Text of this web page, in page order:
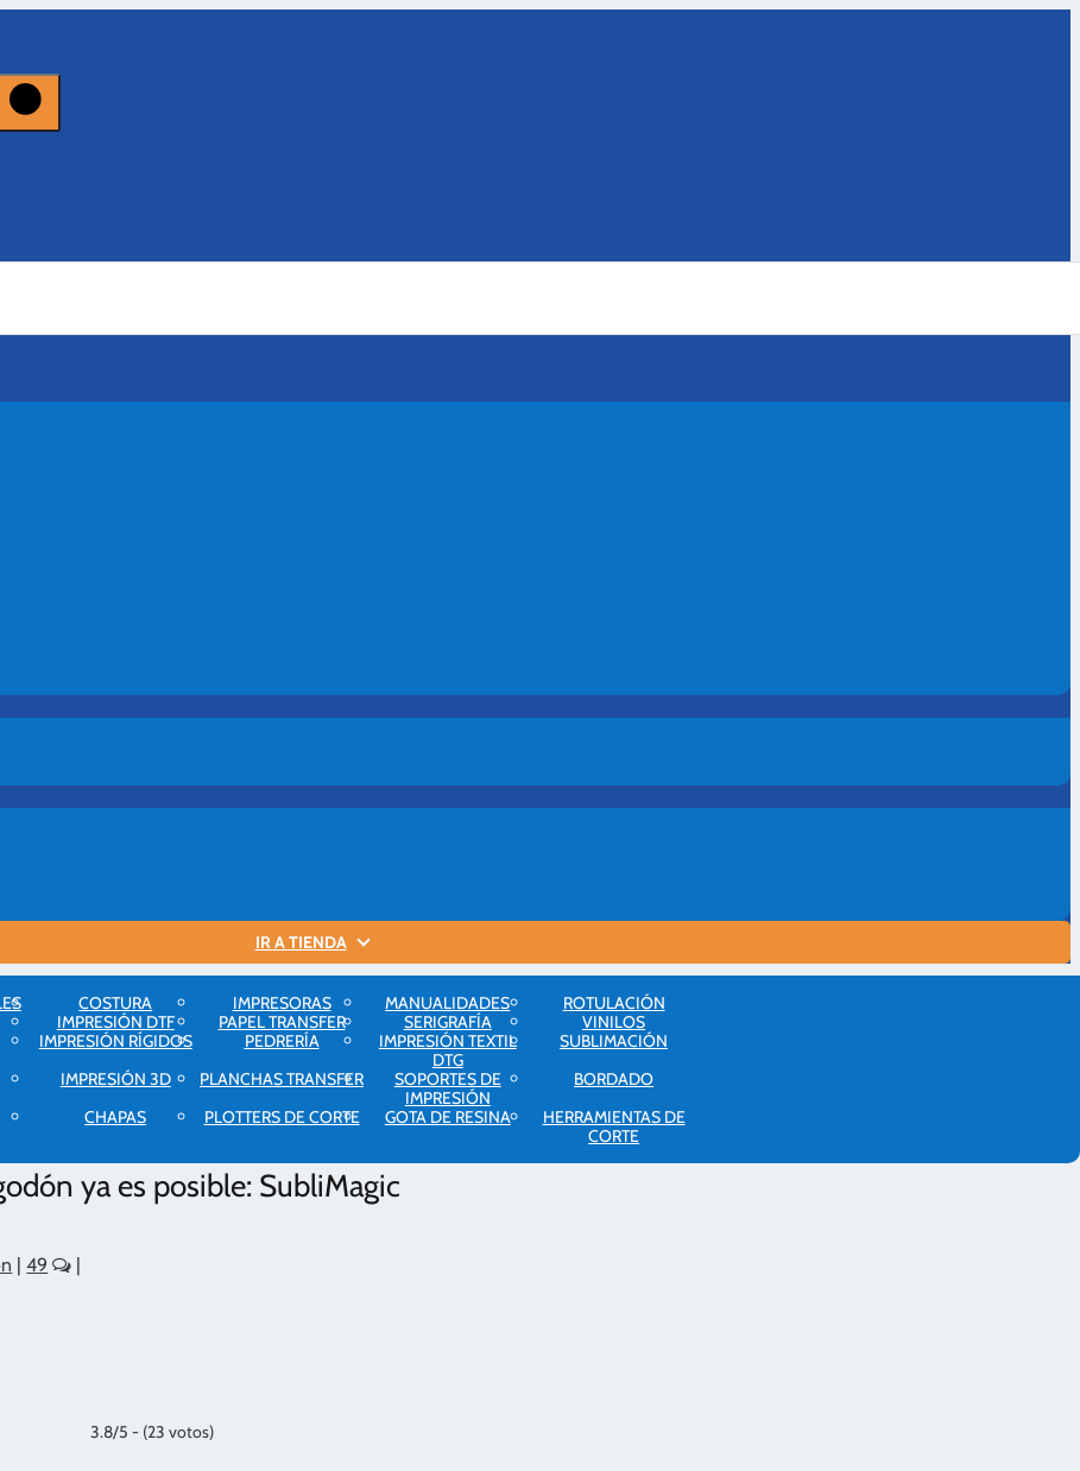
IR A TIENDA
COSTURA IMPRESORAS MANUALIDADES
ROTULACIÓN
IMPRESIÓN DTF PAPEL TRANSFER SERIGRAFÍA
VINILOS
IMPRESIÓN RÍGIDOS PEDRERÍA
IMPRESIÓN TEXTIL
DTG
SUBLIMACIÓN
IMPRESIÓN 3D PLANCHAS TRANSFER
SOPORTES DE
IMPRESIÓN
BORDADO
CHAPAS PLOTTERS DE CORTE GOTA DE RESINA
HERRAMIENTAS DE
CORTE
ya es posible: SubliMagic
|49
3.8/5 - (23 votos)